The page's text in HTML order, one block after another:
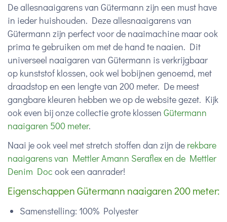
De allesnaaigarens van Gütermann zijn een must have
in ieder huishouden. Deze allesnaaigarens van
Gütermann zijn perfect voor de naaimachine maar ook
prima te gebruiken om met de hand te naaien. Dit
universeel naaigaren van Gütermann is verkrijgbaar
op kunststof klossen, ook wel bobijnen genoemd, met
draadstop en een lengte van 200 meter. De meest
gangbare kleuren hebben we op de website gezet. Kijk
ook even bij onze collectie grote klossen Gütermann
naaigaren 500 meter.
Naai je ook veel met stretch stoffen dan zijn de rekbare
naaigarens van Mettler Amann Seraflex en de Mettler
Denim Doc ook een aanrader!
Eigenschappen Gütermann naaigaren 200 meter:
Samenstelling: 100% Polyester